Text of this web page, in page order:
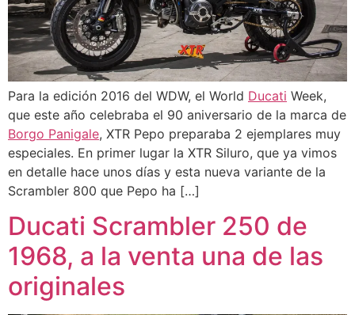
Para la edición 2016 del WDW, el World Ducati Week,
que este año celebraba el 90 aniversario de la marca de
Borgo Panigale, XTR Pepo preparaba 2 ejemplares muy
especiales. En primer lugar la XTR Siluro, que ya vimos
en detalle hace unos días y esta nueva variante de la
Scrambler 800 que Pepo ha […]
Ducati Scrambler 250 de
1968, a la venta una de las
originales